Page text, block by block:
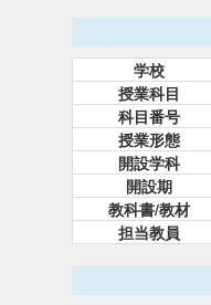
学校
授業科目
科目番号
授業形態
開設学科
開設期
教科書/教材
担当教員